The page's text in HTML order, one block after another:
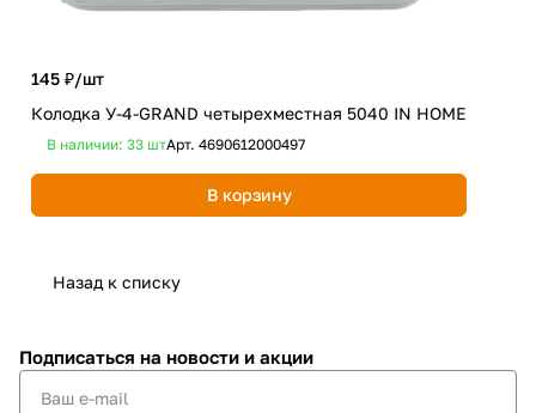
145 ₽/шт
Колодка У-4-GRAND четырехместная 5040 IN HOME
В наличии: 33 штАрт. 4690612000497
В корзину
Назад к списку
Подписаться на новости и акции